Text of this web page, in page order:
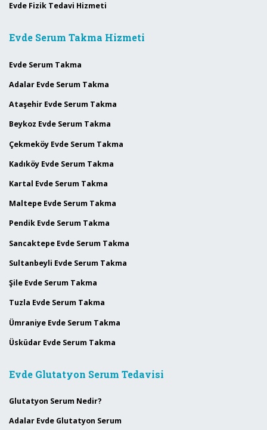
Evde Fizik Tedavi Hizmeti
Evde Serum Takma Hizmeti
Evde Serum Takma
Adalar Evde Serum Takma
Ataşehir Evde Serum Takma
Beykoz Evde Serum Takma
Çekmeköy Evde Serum Takma
Kadıköy Evde Serum Takma
Kartal Evde Serum Takma
Maltepe Evde Serum Takma
Pendik Evde Serum Takma
Sancaktepe Evde Serum Takma
Sultanbeyli Evde Serum Takma
Şile Evde Serum Takma
Tuzla Evde Serum Takma
Ümraniye Evde Serum Takma
Üsküdar Evde Serum Takma
Evde Glutatyon Serum Tedavisi
Glutatyon Serum Nedir?
Adalar Evde Glutatyon Serum